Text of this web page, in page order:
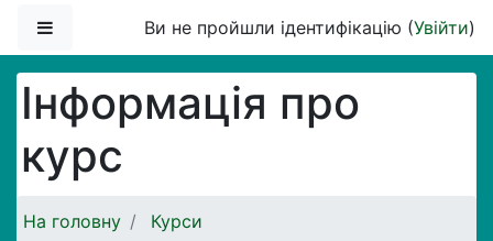
Бокова панельВи не пройшли ідентифікацію (Увійти)
Інформація про
курс
На головну
Курси